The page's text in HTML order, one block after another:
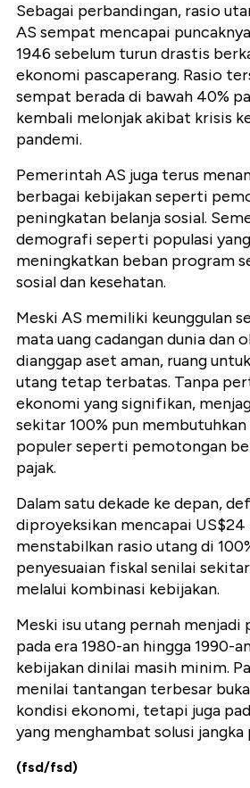
Sebagai perbandingan, rasio
AS sempat mencapai
1946 sebelum turun drastis
ekonomi pascaperang. Rasio
sempat berada di bawah 40%
kembali melonjak akibat krisis
pandemi.
Pemerintah AS juga terus
berbagai kebijakan seperti
peningkatan belanja sosial.
demografi seperti populasi
meningkatkan beban program
sosial dan kesehatan.
Meski AS memiliki keunggulan
mata uang cadangan dunia dan
dianggap aset aman, ruang
utang tetap terbatas. Tanpa
ekonomi yang signifikan,
sekitar 100% pun
populer seperti pemotongan
pajak.
Dalam satu dekade ke depan,
diproyeksikan mencapai
menstabilkan rasio utang di
penyesuaian fiskal senilai
melalui kombinasi kebijakan.
Meski isu utang pernah menjadi
pada era 1980-an hingga 1990-
kebijakan dinilai masih minim.
menilai tantangan terbesar
kondisi ekonomi, tetapi juga
yang menghambat solusi jangka
(fsd/fsd)